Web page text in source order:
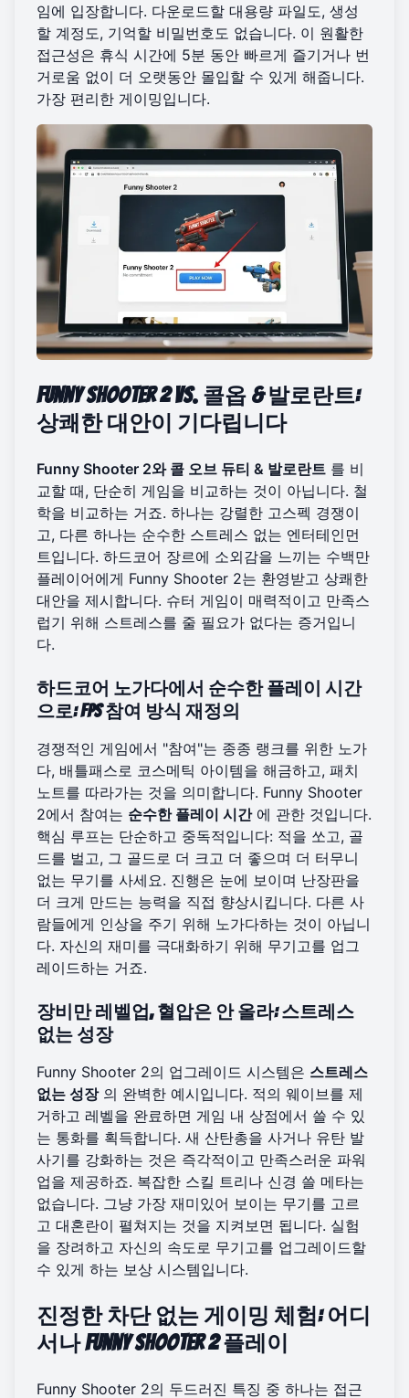
임에 입장합니다. 다운로드할 대용량 파일도, 생성
할 계정도, 기억할 비밀번호도 없습니다. 이 원활한
접근성은 휴식 시간에 5분 동안 빠르게 즐기거나 번
거로움 없이 더 오랫동안 몰입할 수 있게 해줍니다.
가장 편리한 게이밍입니다.
Funny Shooter 2 vs. 콜옵 & 발로란트:
상쾌한 대안이 기다립니다
Funny Shooter 2와 콜 오브 듀티 & 발로란트 를 비
교할 때, 단순히 게임을 비교하는 것이 아닙니다. 철
학을 비교하는 거죠. 하나는 강렬한 고스펙 경쟁이
고, 다른 하나는 순수한 스트레스 없는 엔터테인먼
트입니다. 하드코어 장르에 소외감을 느끼는 수백만
플레이어에게 Funny Shooter 2는 환영받고 상쾌한
대안을 제시합니다. 슈터 게임이 매력적이고 만족스
럽기 위해 스트레스를 줄 필요가 없다는 증거입니
다.
하드코어 노가다에서 순수한 플레이 시간
으로: FPS 참여 방식 재정의
경쟁적인 게임에서 "참여"는 종종 랭크를 위한 노가
다, 배틀패스로 코스메틱 아이템을 해금하고, 패치
노트를 따라가는 것을 의미합니다. Funny Shooter
2에서 참여는 순수한 플레이 시간에 관한 것입니다.
핵심 루프는 단순하고 중독적입니다: 적을 쏘고, 골
드를 벌고, 그 골드로 더 크고 더 좋으며 더 터무니
없는 무기를 사세요. 진행은 눈에 보이며 난장판을
더 크게 만드는 능력을 직접 향상시킵니다. 다른 사
람들에게 인상을 주기 위해 노가다하는 것이 아닙니
다. 자신의 재미를 극대화하기 위해 무기고를 업그
레이드하는 거죠.
장비만 레벨업, 혈압은 안 올라: 스트레스
없는 성장
Funny Shooter 2의 업그레이드 시스템은 스트레스
없는 성장의 완벽한 예시입니다. 적의 웨이브를 제
거하고 레벨을 완료하면 게임 내 상점에서 쓸 수 있
는 통화를 획득합니다. 새 산탄총을 사거나 유탄 발
사기를 강화하는 것은 즉각적이고 만족스러운 파워
업을 제공하죠. 복잡한 스킬 트리나 신경 쓸 메타는
없습니다. 그냥 가장 재미있어 보이는 무기를 고르
고 대혼란이 펼쳐지는 것을 지켜보면 됩니다. 실험
을 장려하고 자신의 속도로 무기고를 업그레이드할
수 있게 하는 보상 시스템입니다.
진정한 차단 없는 게이밍 체험: 어디
서나 Funny Shooter 2 플레이
Funny Shooter 2의 두드러진 특징 중 하나는 접근